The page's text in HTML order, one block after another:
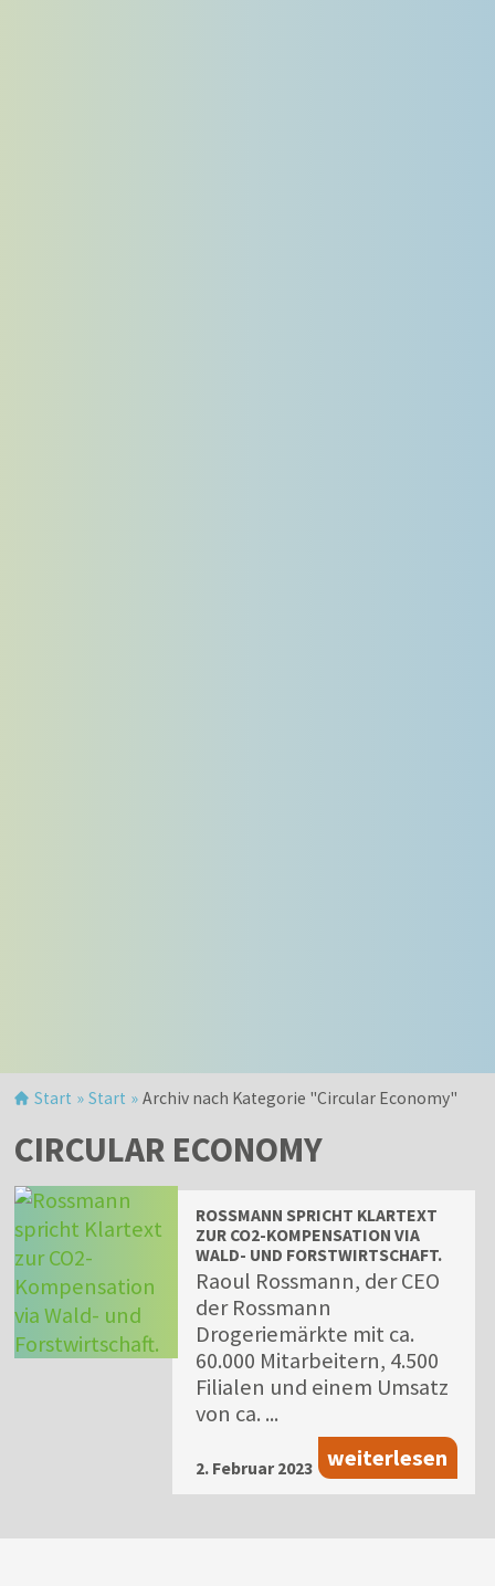
Start » Start » Archiv nach Kategorie "Circular Economy"
CIRCULAR ECONOMY
ROSSMANN SPRICHT KLARTEXT
ZUR CO2-KOMPENSATION VIA
WALD- UND FORSTWIRTSCHAFT.
Raoul Rossmann, der CEO
der Rossmann
Drogeriemärkte mit ca.
60.000 Mitarbeitern, 4.500
Filialen und einem Umsatz
von ca. ...
2. Februar 2023 weiterlesen